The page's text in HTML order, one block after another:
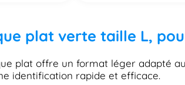
plat verte taille L,
plat offre un format léger adapté
identification rapide et efficace.